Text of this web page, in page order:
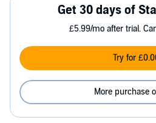
Get 30 days of
£5.99/mo after trial.
Try for
More purchase